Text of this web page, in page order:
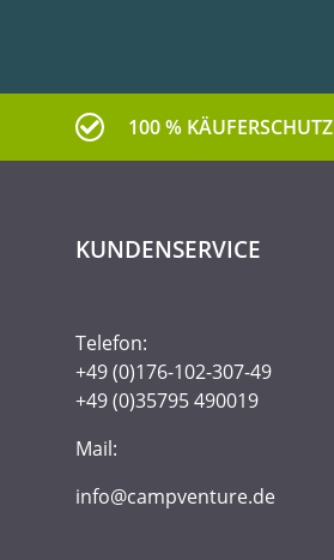
100 % KÄUFERSCHUTZ
KUNDENSERVICE
Telefon:
+49 (0)176-102-307-49
+49 (0)35795 490019
Mail:
info@campventure.de